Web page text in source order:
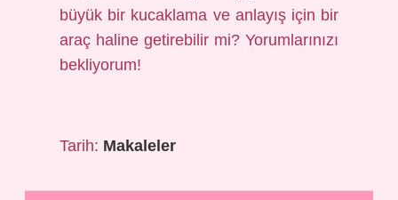
büyük bir kucaklama ve anlayış için bir
araç haline getirebilir mi? Yorumlarınızı
bekliyorum!
Tarih: Makaleler